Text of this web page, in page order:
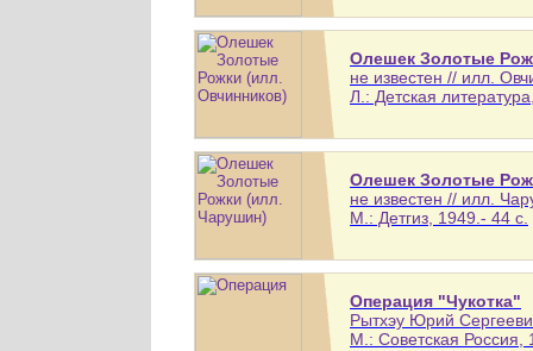
Олешек Золотые
не известен // илл.
Л.: Детская
Олешек Золотые
не известен // илл.
М.: Детгиз, 1949.- 44 с.
Операция "Чукотка"
Рытхэу Юрий
М.: Советская Россия,